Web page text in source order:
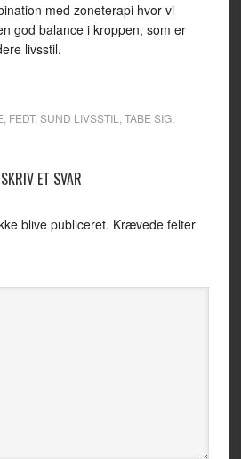
med zoneterapi hvor vi
god balance i kroppen, som er
livsstil.
FEDT, SUND LIVSSTIL TABE SIG,
SKRIV ET SVAR
blive publiceret. Krævede felter